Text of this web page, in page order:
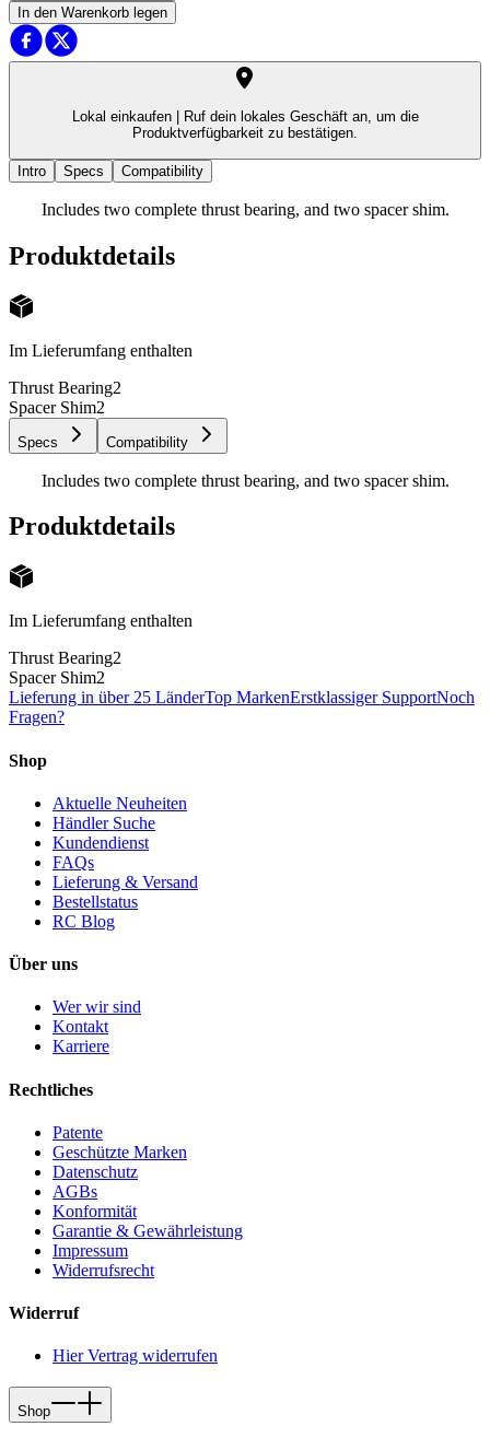
In den Warenkorb legen
Lokal einkaufen |
Ruf dein lokales Geschäft an, um die
Produktverfügbarkeit zu bestätigen.
Intro Specs Compatibility
Includes two complete thrust bearing, and two spacer shim.
Produktdetails
Im Lieferumfang enthalten
Thrust Bearing2
Spacer Shim2
Specs Compatibility
Includes two complete thrust bearing, and two spacer shim.
Produktdetails
Im Lieferumfang enthalten
Thrust Bearing2
Spacer Shim2
Lieferung in über 25 LänderTop MarkenErstklassiger SupportNoch
Fragen?
Shop
Aktuelle Neuheiten
Händler Suche
Kundendienst
FAQs
Lieferung & Versand
Bestellstatus
RC Blog
Über uns
Wer wir sind
Kontakt
Karriere
Rechtliches
Patente
Geschützte Marken
Datenschutz
AGBs
Konformität
Garantie & Gewährleistung
Impressum
Widerrufsrecht
Widerruf
Hier Vertrag widerrufen
Shop